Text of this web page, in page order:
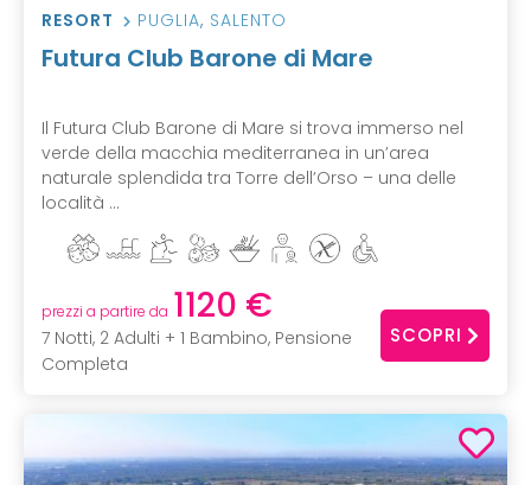
RESORT PUGLIA, SALENTO
Futura Club Barone di Mare
Il Futura Club Barone di Mare si trova immerso nel
verde della macchia mediterranea in un’area
naturale splendida tra Torre dell’Orso – una delle
località ...
prezzi a partire da 1120 €
7 Notti, 2 Adulti + 1 Bambino, Pensione
Completa
SCOPRI